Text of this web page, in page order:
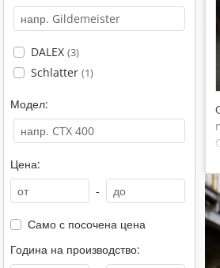
DALEX (3)
Schlatter (1)
Модел:
Цена:
-
Само с посочена цена
Година на производство: